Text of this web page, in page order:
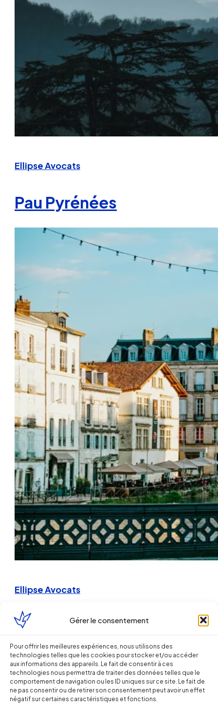
Gérer le consentement
Pour offrir les meilleures expériences, nous utilisons des
technologies telles que les cookies pour stocker et/ou accéder
aux informations des appareils. Le fait de consentir à ces
technologies nous permettra de traiter des données telles que le
comportement de navigation ou les ID uniques sur ce site. Le fait de
ne pas consentir ou de retirer son consentement peut avoir un effet
négatif sur certaines caractéristiques et fonctions.
Ellipse Avocats
Pau Pyrénées
Ellipse Avocats
Bayonne